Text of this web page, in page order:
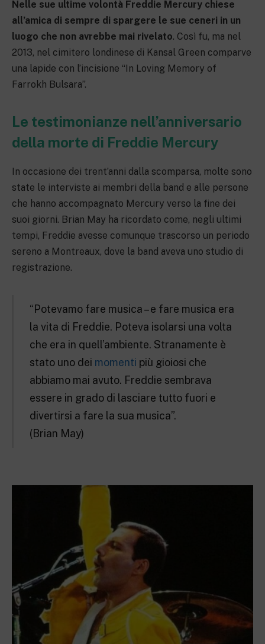
Nelle sue ultime volontà Freddie Mercury chiese
all’amica di sempre di spargere le sue ceneri in un
luogo che non avrebbe mai rivelato. Così fu, ma nel
2013, nel cimitero londinese di Kansal Green comparve
una lapide con l’incisione “In Loving Memory of
Farrokh Bulsara”.
Le testimonianze nell’anniversario
della morte di Freddie Mercury
In occasione dei trent’anni dalla scomparsa, molte sono
state le interviste ai membri della band e alle persone
che hanno accompagnato Mercury verso la fine dei
suoi giorni. Brian May ha ricordato come, negli ultimi
tempi, Freddie avesse comunque trascorso un periodo
sereno a Montreaux, dove la band aveva uno studio di
registrazione.
“Potevamo fare musica – e fare musica era
la vita di Freddie. Poteva isolarsi una volta
che era in quell’ambiente. Stranamente è
stato uno dei momenti più gioiosi che
abbiamo mai avuto. Freddie sembrava
essere in grado di lasciare tutto fuori e
divertirsi a fare la sua musica”.
(Brian May)